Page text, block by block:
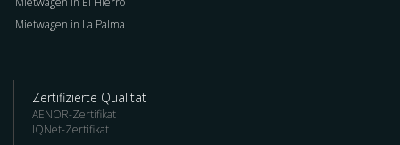
Mietwagen in La Palma
Zertifizierte Qualität
AENOR-Zertifikat
IQNet-Zertifikat